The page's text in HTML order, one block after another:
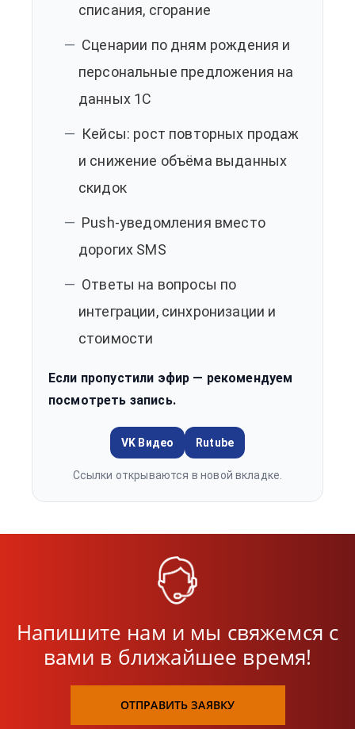
списания, сгорание
Сценарии по дням рождения и
персональные предложения на
данных 1С
Кейсы: рост повторных продаж
и снижение объёма выданных
скидок
Push-уведомления вместо
дорогих SMS
Ответы на вопросы по
интеграции, синхронизации и
стоимости
Если пропустили эфир — рекомендуем
посмотреть запись.
VK Видео Rutube
Ссылки открываются в новой вкладке.
Напишите нам и мы свяжемся с
вами в ближайшее время!
ОТПРАВИТЬ ЗАЯВКУ